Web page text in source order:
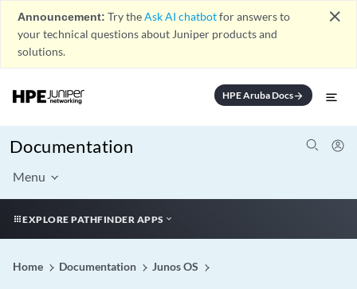
Announcement: Try theAsk AI chatbotfor answers to
your technical questions about Juniper products and
solutions.
close
HPE Aruba Docsarrow_forward
Documentation
Menu
EXPLORE PATHFINDER APPS
Home Documentation Junos OS